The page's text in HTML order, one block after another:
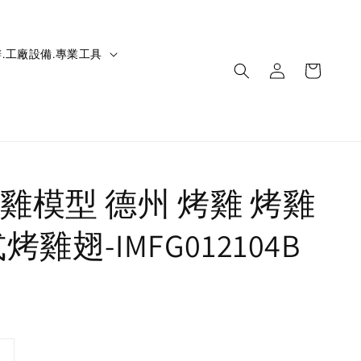
工廠設備.專業工具
模型 德州 烤雞 烤雞
雞翅-IMFG012104B